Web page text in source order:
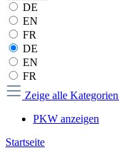
DE
EN
FR
DE
EN
FR
Zeige alle Kategorien
PKW anzeigen
Startseite